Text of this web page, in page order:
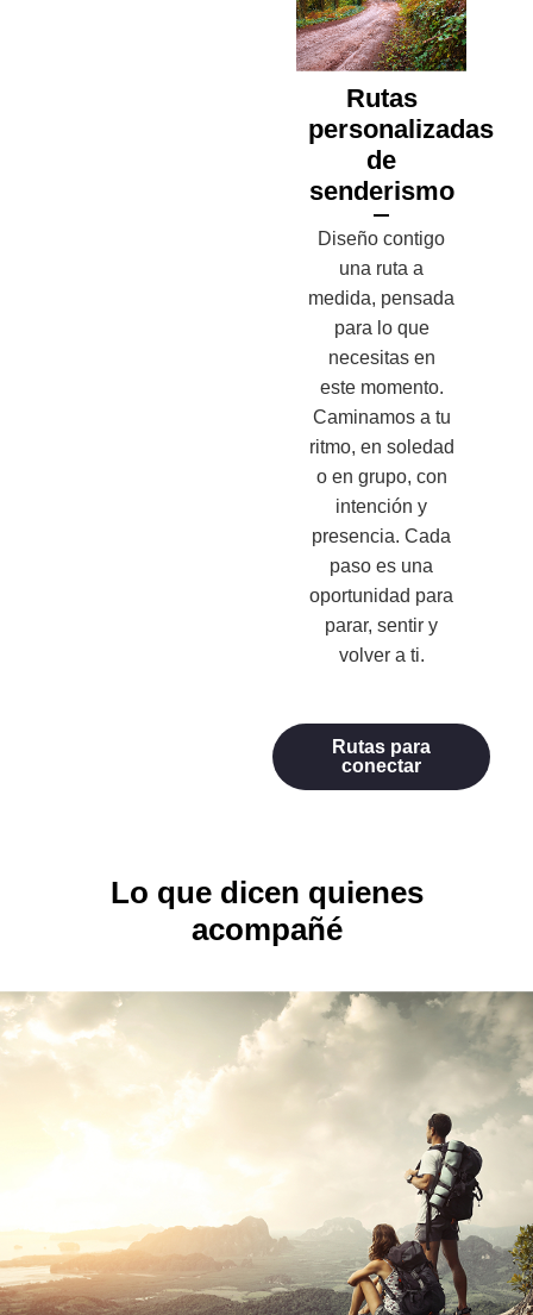
Rutas
personalizadas
de
senderismo
Diseño contigo
una ruta a
medida, pensada
para lo que
necesitas en
este momento.
Caminamos a tu
ritmo, en soledad
o en grupo, con
intención y
presencia. Cada
paso es una
oportunidad para
parar, sentir y
volver a ti.
Rutas para
conectar
Lo que dicen quienes
acompañé